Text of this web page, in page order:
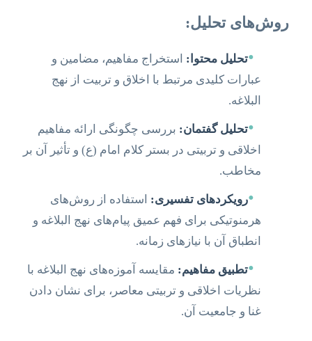
روش‌های تحلیل:
•تحلیل محتوا: استخراج مفاهیم، مضامین و
عبارات کلیدی مرتبط با اخلاق و تربیت از نهج
البلاغه.
•تحلیل گفتمان: بررسی چگونگی ارائه مفاهیم
اخلاقی و تربیتی در بستر کلام امام (ع) و تأثیر آن بر
مخاطب.
•رویکردهای تفسیری: استفاده از روش‌های
هرمنوتیکی برای فهم عمیق پیام‌های نهج البلاغه و
انطباق آن با نیازهای زمانه.
•تطبیق مفاهیم: مقایسه آموزه‌های نهج البلاغه با
نظریات اخلاقی و تربیتی معاصر، برای نشان دادن
غنا و جامعیت آن.